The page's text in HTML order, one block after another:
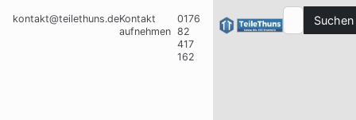
kontakt@teilethuns.deKontakt
aufnehmen
0176
82
417
162
Suchen